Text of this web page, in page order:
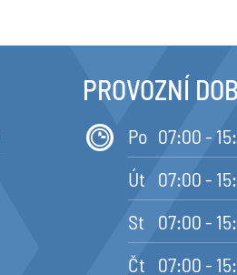
PROVOZNÍ
Po 07:00 -
Út
07:00 -
St
07:00 -
Čt
07:00 -